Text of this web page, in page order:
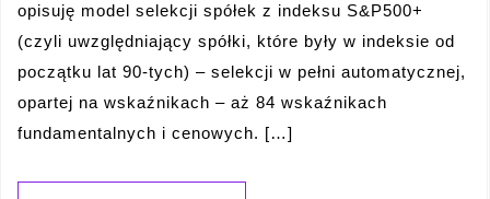
opisuję model selekcji spółek z indeksu S&P500+
(czyli uwzględniający spółki, które były w indeksie od
początku lat 90-tych) – selekcji w pełni automatycznej,
opartej na wskaźnikach – aż 84 wskaźnikach
fundamentalnych i cenowych. […]